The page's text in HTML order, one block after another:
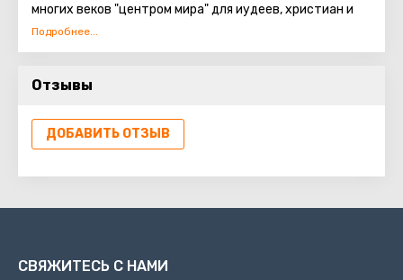
многих веков "центром мира" для иудеев, христиан и
мусульман.
с ним, потому что только Иерусалим обладает таким
Отзывы
ДОБАВИТЬ ОТЗЫВ
СВЯЖИТЕСЬ С НАМИ